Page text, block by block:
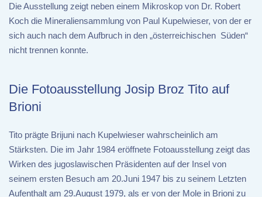
Die Ausstellung zeigt neben einem Mikroskop von Dr. Robert
Koch die Mineraliensammlung von Paul Kupelwieser, von der er
sich auch nach dem Aufbruch in den „österreichischen Süden“
nicht trennen konnte.
Die Fotoausstellung Josip Broz Tito auf
Brioni
Tito prägte Brijuni nach Kupelwieser wahrscheinlich am
Stärksten. Die im Jahr 1984 eröffnete Fotoausstellung zeigt das
Wirken des jugoslawischen Präsidenten auf der Insel von
seinem ersten Besuch am 20.Juni 1947 bis zu seinem Letzten
Aufenthalt am 29.August 1979, als er von der Mole in Brioni zu